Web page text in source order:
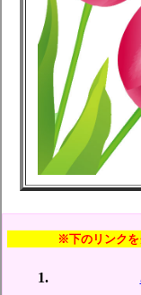
※下のリンクを